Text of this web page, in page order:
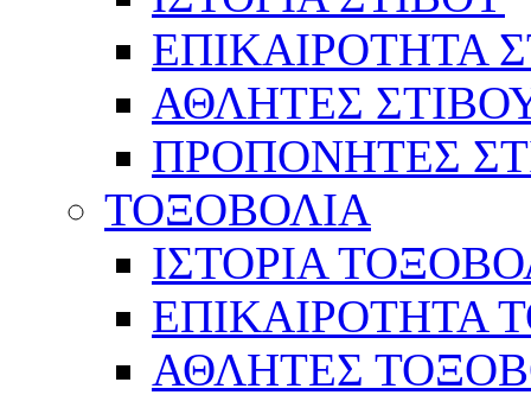
ΕΠΙΚΑΙΡΟΤΗΤΑ
ΑΘΛΗΤΕΣ
ΠΡΟΠΟΝΗΤΕΣ
ΤΟΞΟΒΟΛΙΑ
ΙΣΤΟΡΙΑ
ΕΠΙΚΑΙΡΟΤΗΤΑ
ΑΘΛΗΤΕΣ